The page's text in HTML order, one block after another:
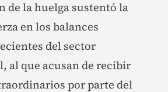
de la huelga sustentó la
en los balances
del sector
al que acusan de recibir
por parte del